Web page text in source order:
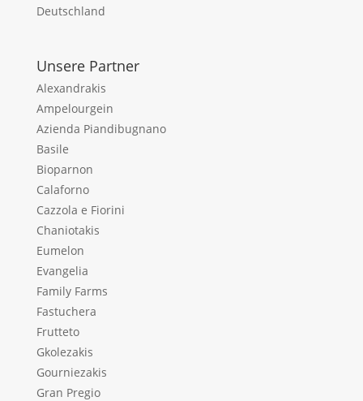
Deutschland
Unsere Partner
Alexandrakis
Ampelourgein
Azienda Piandibugnano
Basile
Bioparnon
Calaforno
Cazzola e Fiorini
Chaniotakis
Eumelon
Evangelia
Family Farms
Fastuchera
Frutteto
Gkolezakis
Gourniezakis
Gran Pregio